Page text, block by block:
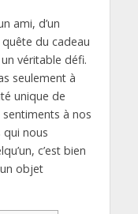
ami, d’un
du cadeau
véritable défi.
seulement à
unique de
à nos
qui nous
c’est bien
objet